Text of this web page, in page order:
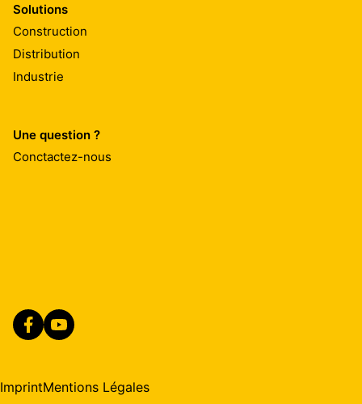
Solutions
Construction
Distribution
Industrie
Une question ?
Conctactez-nous
ImprintMentions Légales